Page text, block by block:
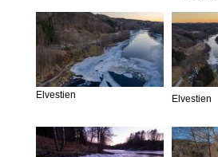
Elvestien Elvestien